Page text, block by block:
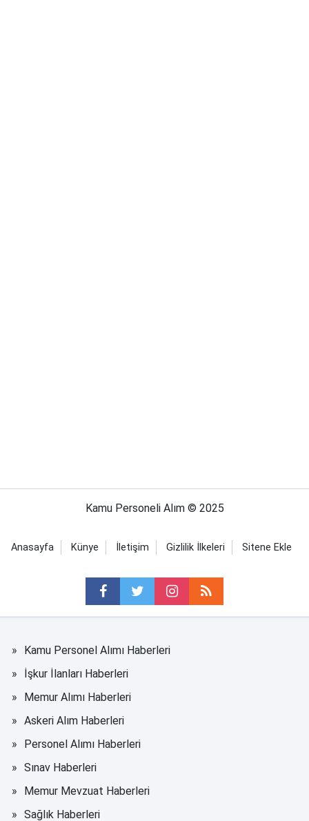
Kamu Personeli Alım © 2025
Anasayfa Künye İletişim Gizlilik İlkeleri Sitene Ekle
Kamu Personel Alımı Haberleri
İşkur İlanları Haberleri
Memur Alımı Haberleri
Askeri Alım Haberleri
Personel Alımı Haberleri
Sınav Haberleri
Memur Mevzuat Haberleri
Sağlık Haberleri